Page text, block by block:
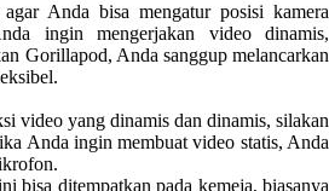
Anda bisa mengatur posisi kamera
ingin mengerjakan video dinamis,
Gorillapod, Anda sanggup melancarkan
video yang dinamis dan dinamis, silakan
Anda ingin membuat video statis, Anda
ditempatkan pada kemeja, biasanya